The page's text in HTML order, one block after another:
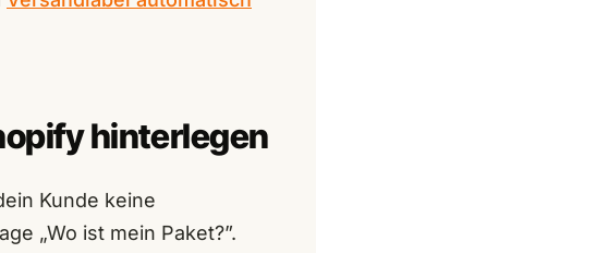
hinterlegen
Kunde keine
„Wo ist mein Paket?”.